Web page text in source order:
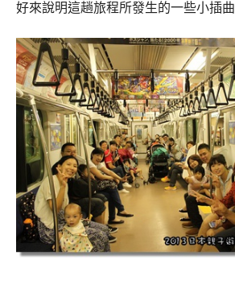
好來說明這趟旅程所發生的一些小插曲